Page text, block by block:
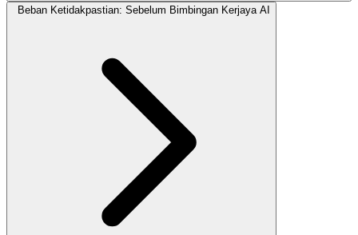
Beban Ketidakpastian: Sebelum Bimbingan Kerjaya AI